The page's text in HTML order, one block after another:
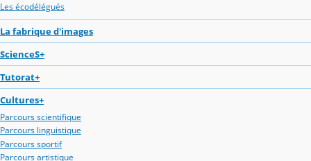
Les écodélégués
La fabrique d'images
ScienceS+
Tutorat+
Cultures+
Parcours scientifique
Parcours linguistique
Parcours sportif
Parcours artistique